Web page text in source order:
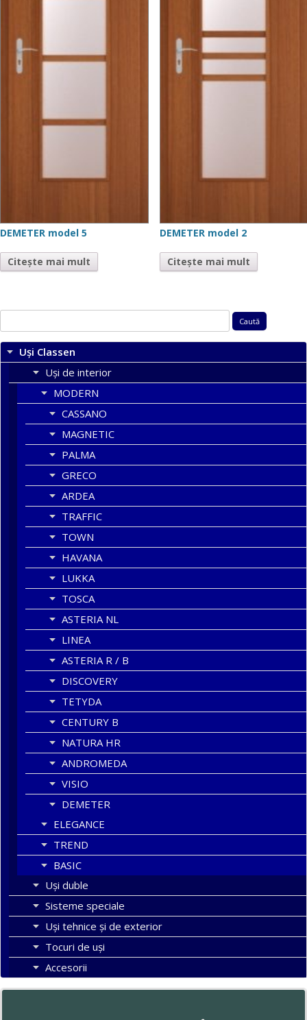
DEMETER model 5
Citește mai mult
DEMETER model 2
Citește mai mult
după:
Uși Classen
Uși de interior
MODERN
CASSANO
MAGNETIC
PALMA
GRECO
ARDEA
TRAFFIC
TOWN
HAVANA
LUKKA
TOSCA
ASTERIA NL
LINEA
ASTERIA R / B
DISCOVERY
TETYDA
CENTURY B
NATURA HR
ANDROMEDA
VISIO
DEMETER
ELEGANCE
TREND
BASIC
Uşi duble
Sisteme speciale
Uși tehnice și de exterior
Tocuri de uși
Accesorii